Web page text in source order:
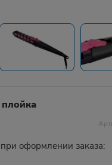
плойка
оформлении заказа: